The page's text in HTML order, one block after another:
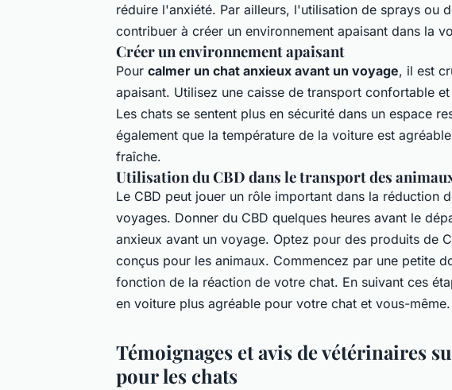
réduire l'anxiété. Par ailleurs, l'utilisation de sprays ou
contribuer à créer un environnement apaisant dans la
Créer un environnement apaisant
Pour calmer un chat anxieux avant un voyage, il est
apaisant. Utilisez une caisse de transport confortable
Les chats se sentent plus en sécurité dans un espace
également que la température de la voiture est
fraîche.
Utilisation du CBD dans le transport des
Le CBD peut jouer un rôle important dans la réduction
voyages. Donner du CBD quelques heures avant le
anxieux avant un voyage. Optez pour des produits de
conçus pour les animaux. Commencez par une petite
fonction de la réaction de votre chat. En suivant ces
en voiture plus agréable pour votre chat et vous-même.
Témoignages et avis de vétérinaires
pour les chats